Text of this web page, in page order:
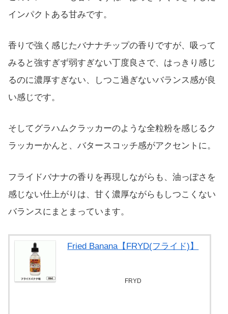
インパクトある甘みです。
香りで強く感じたバナナチップの香りですが、吸って
みると強すぎず弱すぎない丁度良さで、はっきり感じ
るのに濃厚すぎない、しつこ過ぎないバランス感が良
い感じです。
そしてグラハムクラッカーのような全粒粉を感じるク
ラッカーかんと、バタースコッチ感がアクセントに。
フライドバナナの香りを再現しながらも、油っぽさを
感じない仕上がりは、甘く濃厚ながらもしつこくない
バランスにまとまっています。
Fried Banana【FRYD(フライド)】
FRYD